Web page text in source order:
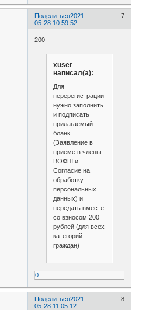
Поделиться 7
2021-
05-28 10:59:52
200
xuser
написал(а):
Для
перерегистрации
нужно заполнить
и подписать
прилагаемый
бланк
(Заявление в
приеме в члены
ВОФШ и
Согласие на
обработку
персональных
данных) и
передать вместе
со взносом 200
рублей (для всех
категорий
граждан)
0
Поделиться 8
2021-
05-28 11:05:12